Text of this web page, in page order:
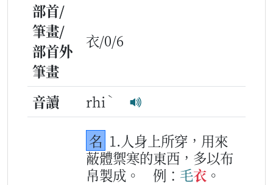
部首/
筆畫/
部首外
筆畫
衣/0/6
音讀 rhi ˋ
名 1.人身上所穿，用來
蔽體禦寒的東西，多以布
帛製成。
例： 毛衣 。